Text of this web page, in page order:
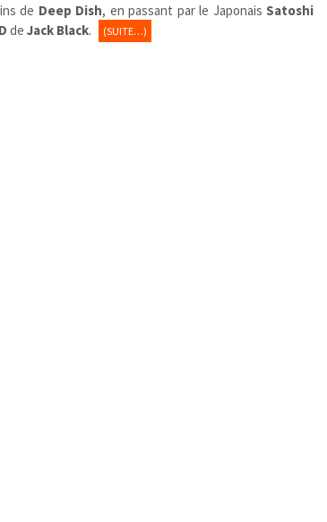
de Deep Dish, en passant par le JaponaisSatoshi
de Jack Black. (SUITE…)